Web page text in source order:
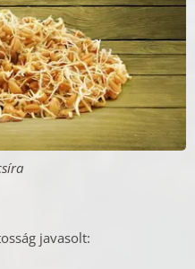
javasolt: